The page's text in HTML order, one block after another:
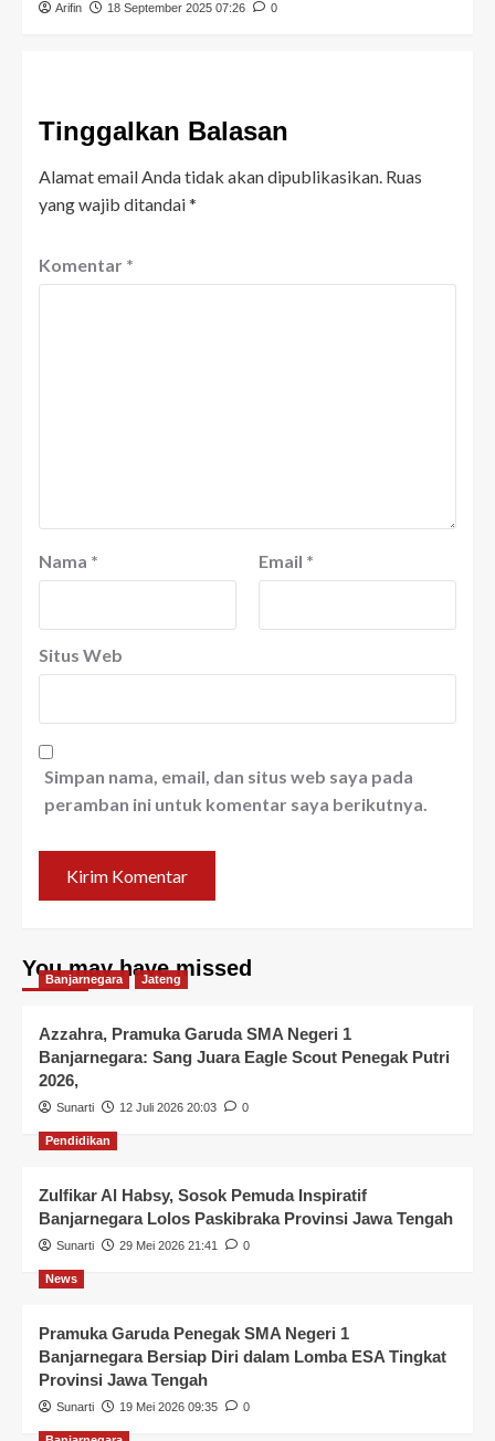
Arifin 18 September 2025 07:26 0
Tinggalkan Balasan
Alamat email Anda tidak akan dipublikasikan. Ruas
yang wajib ditandai*
Komentar *
Nama * Email *
Situs Web
Simpan nama, email, dan situs web saya pada
peramban ini untuk komentar saya berikutnya.
You may have missed
Banjarnegara Jateng
Azzahra, Pramuka Garuda SMA Negeri 1
Banjarnegara: Sang Juara Eagle Scout Penegak Putri
2026,
Sunarti 12 Juli 2026 20:03 0
Pendidikan
Zulfikar Al Habsy, Sosok Pemuda Inspiratif
Banjarnegara Lolos Paskibraka Provinsi Jawa Tengah
Sunarti 29 Mei 2026 21:41 0
News
Pramuka Garuda Penegak SMA Negeri 1
Banjarnegara Bersiap Diri dalam Lomba ESA Tingkat
Provinsi Jawa Tengah
Sunarti 19 Mei 2026 09:35 0